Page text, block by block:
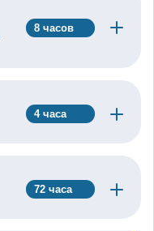
8 часов
4 часа
72 часа